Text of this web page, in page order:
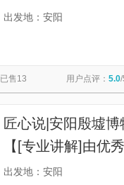
团场次，下午14：
出发地：安阳
已售13 用户点评： 5.0
匠心说|安阳殷墟
【[专业讲解]由优
文”——破解三千年
出发地：安阳